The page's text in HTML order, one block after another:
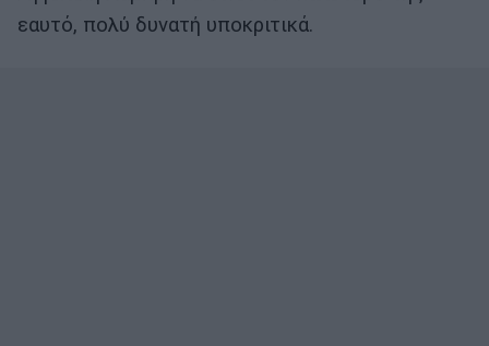
εαυτό, πολύ δυνατή υποκριτικά.